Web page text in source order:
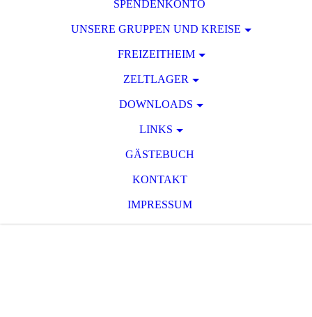
SPENDENKONTO
UNSERE GRUPPEN UND KREISE
FREIZEITHEIM
ZELTLAGER
DOWNLOADS
LINKS
GÄSTEBUCH
KONTAKT
IMPRESSUM